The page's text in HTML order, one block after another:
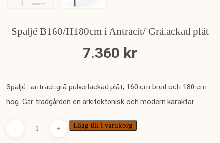
Spaljé B160/H180cm i Antracit/ Grålackad plåt
7.360 kr
Spaljé i antracitgrå pulverlackad plåt, 160 cm bred och 180 cm
hög. Ger trädgården en arkitektonisk och modern karaktär.
Lägg till i varukorg